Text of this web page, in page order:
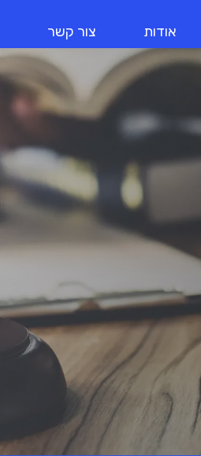
אודות צור קשר